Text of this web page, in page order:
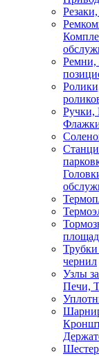
Ручки,
чернил
Узлы
Печи,